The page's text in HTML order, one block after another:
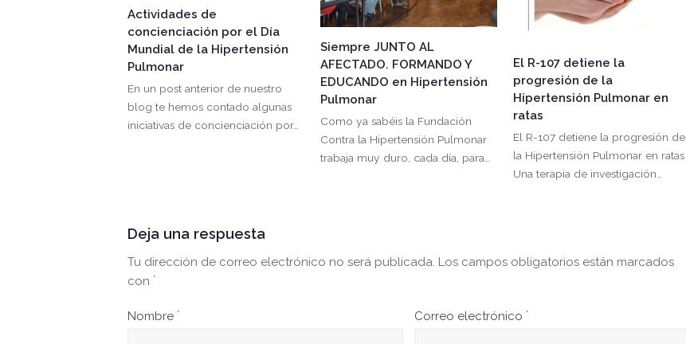
Actividades de
concienciación por el Día
Mundial de la Hipertensión
Pulmonar
En un post anterior de nuestro
blog te hemos contado algunas
iniciativas de concienciación por…
Siempre JUNTO AL
AFECTADO. FORMANDO Y
EDUCANDO en Hipertensión
Pulmonar
Como ya sabéis la Fundación
Contra la Hipertensión Pulmonar
trabaja muy duro, cada día, para…
El R-107 detiene la
progresión de la
Hipertensión Pulmonar en
ratas
El R-107 detiene la progresión de
la Hipertensión Pulmonar en ratas
Una terapia de investigación…
Deja una respuesta
Tu dirección de correo electrónico no será publicada. Los campos obligatorios están marcados
con *
Nombre * Correo electrónico*